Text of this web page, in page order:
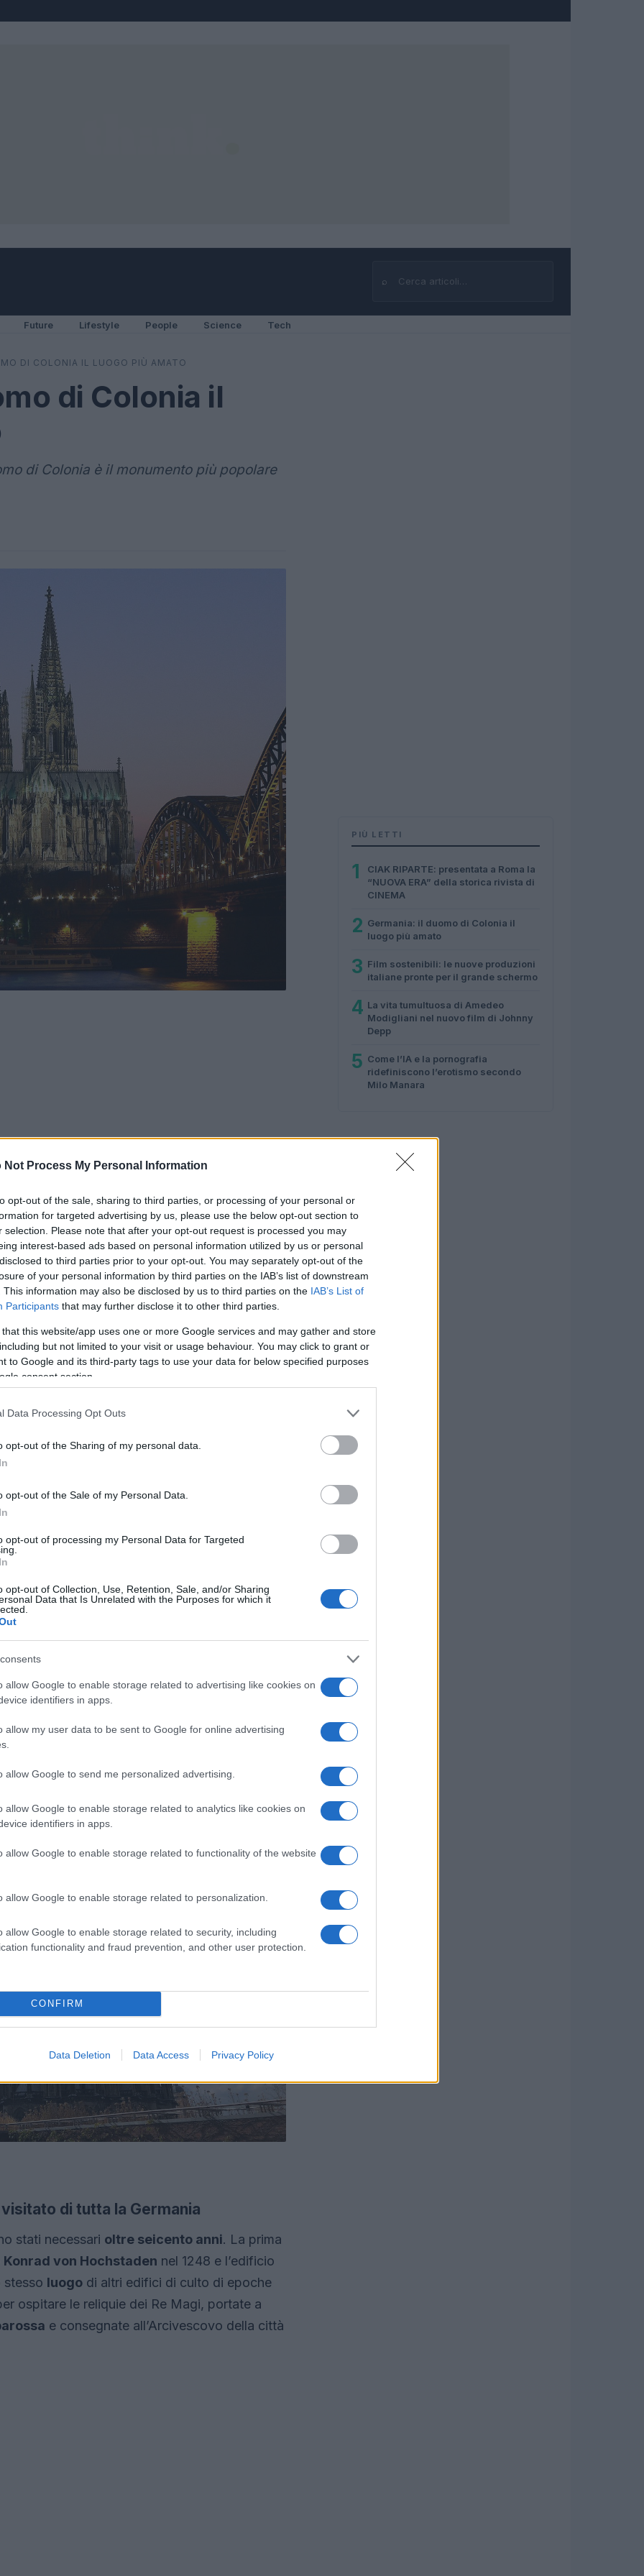
Not Process My Personal Information
opt-out of the sale, sharing to third parties, or processing of your personal or
for targeted advertising by us, please use the below opt-out section to
selection. Please note that after your opt-out request is processed you may
interest-based ads based on personal information utilized by us or personal
to third parties prior to your opt-out. You may separately opt-out of the
of your personal information by third parties on the IAB’s list of downstream
This information may also be disclosed by us to third parties on the IAB’s List of
Participants that may further disclose it to other third parties.
that this website/app uses one or more Google services and may gather and store
but not limited to your visit or usage behaviour. You may click to grant or
to Google and its third-party tags to use your data for below specified purposes
consent section.
Data Processing Opt Outs
opt-out of the Sharing of my personal data.
opt-out of the Sale of my Personal Data.
opt-out of processing my Personal Data for Targeted
opt-out of Collection, Use, Retention, Sale, and/or Sharing
Data that Is Unrelated with the Purposes for which it
allow Google to enable storage related to advertising like cookies on
identifiers in apps.
allow my user data to be sent to Google for online advertising
allow Google to send me personalized advertising.
allow Google to enable storage related to analytics like cookies on
identifiers in apps.
allow Google to enable storage related to functionality of the website
allow Google to enable storage related to personalization.
allow Google to enable storage related to security, including
functionality and fraud prevention, and other user protection.
CONFIRM
Data Deletion Data Access Privacy Policy
⌕
Cerca
Future Lifestyle People Science Tech
DI COLONIA IL LUOGO PIÙ AMATO
di Colonia il
di Colonia è il monumento più popolare
cattedrale tedesca che si staglia sul
preferenze. Nominatopatrimonio
in stile gotico domina il paesaggio
Con le sue due
di tutta la Germania
stati necessari oltre seicento anni. La prima
Konrad von Hochstaden nel 1248 e l’edificio
stesso luogo di altri edifici di culto di epoche
ospitare le reliquie dei Re Magi, portate a
e consegnate all’Arcivescovo della città
PIÙ LETTI
1
CIAK RIPARTE: presentata a Roma la
“NUOVA ERA” della storica rivista di
CINEMA
2 Germania: il duomo di Colonia il
luogo più amato
3 Film sostenibili: le nuove produzioni
italiane pronte per il grande schermo
4 La vita tumultuosa di Amedeo
Modigliani nel nuovo film di Johnny
Depp
5 Come l’IA e la pornografia
ridefiniscono l’erotismo secondo
Milo Manara